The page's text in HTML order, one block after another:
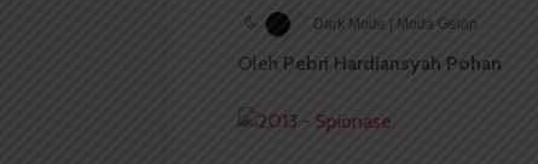
Dark Mode | Moda Gelap
Oleh Pebri Hardiansyah Pohan